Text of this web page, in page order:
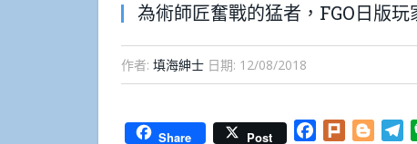
為術師匠奮戰的猛者，FGO日版
作者: 填海紳士 日期: 12/08/2018
Share Post Facebook
Plurk